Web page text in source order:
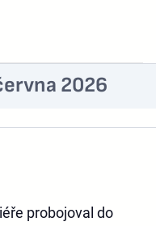
2026
probojoval do